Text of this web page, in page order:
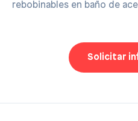
rebobinables en baño de
Solicitar